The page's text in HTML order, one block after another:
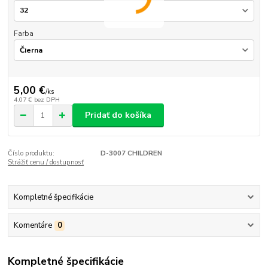
Farba
5,00 €/ks
4,07 € bez DPH
Pridať do košíka
Číslo produktu:
D-3007 CHILDREN
Strážiť cenu / dostupnosť
Kompletné špecifikácie
Komentáre 0
Kompletné špecifikácie